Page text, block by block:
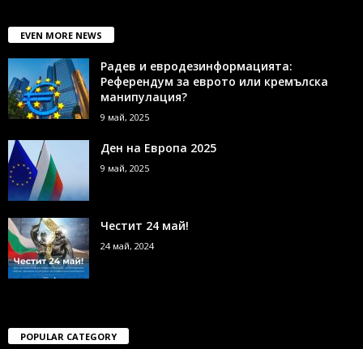
EVEN MORE NEWS
Радев и евродезинформацията:
Референдум за еврото или кремълска
манипулация?
9 май, 2025
Ден на Европа 2025
9 май, 2025
Честит 24 май!
24 май, 2024
POPULAR CATEGORY